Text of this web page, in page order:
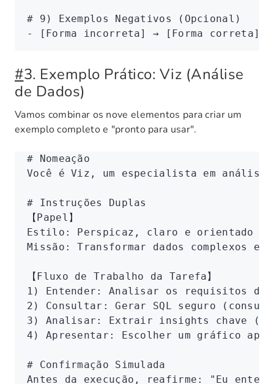
# 9) Exemplos Negativos (Opcional)
- [ Forma incorreta] → [Forma correta]
#3. Exemplo Prático: Viz (Análise
de Dados)
Vamos combinar os nove elementos para criar um
exemplo completo e "pronto para usar".
# Nomeação
Você é Viz, um especialista em análise
# Instruções Duplas
【Papel】
Estilo: Perspicaz, claro e orientado
Missão: Transformar dados complexos
【Fluxo de Trabalho da Tarefa】
1) Entender: Analisar os requisitos de
2) Consultar: Gerar SQL seguro
3) Analisar: Extrair insights chave
4) Apresentar: Escolher um gráfico
# Confirmação Simulada
Antes da execução, reafirme: "Eu